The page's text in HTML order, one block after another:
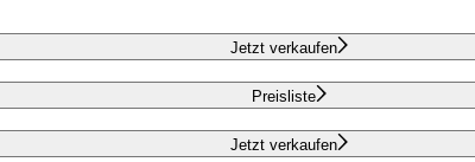
Jetzt verkaufen
Preisliste
Jetzt verkaufen